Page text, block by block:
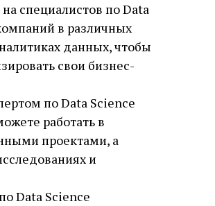
специалистов по Data
в различных
данных, чтобы
свои бизнес-
по Data Science
работать в
проектами, а
и
Data Science